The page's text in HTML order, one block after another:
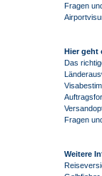
Fragen
Hier geht
Das
Fragen
Weitere